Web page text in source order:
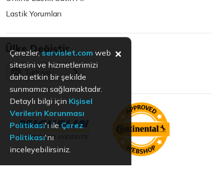
Lastik Yorumları
Ülke Değiştir
Türkiye
Çerezler, servislet.com web
sitesini ve hizmetlerimizi
daha etkin bir şekilde
sunmamızı sağlamaktadır.
Detaylı bilgi için Kişisel
Verilerin Korunması
Politikası'ı ileÇerez
Politikası'nı
inceleyebilirsiniz.
×